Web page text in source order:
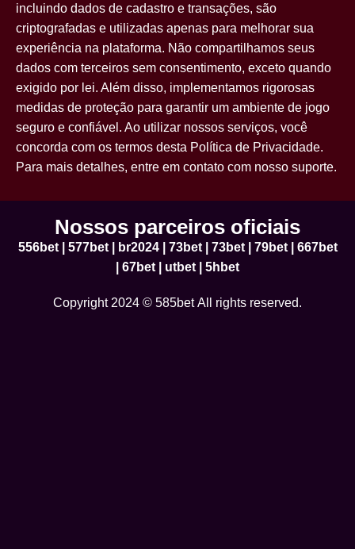
incluindo dados de cadastro e transações, são
criptografadas e utilizadas apenas para melhorar sua
experiência na plataforma. Não compartilhamos seus
dados com terceiros sem consentimento, exceto quando
exigido por lei. Além disso, implementamos rigorosas
medidas de proteção para garantir um ambiente de jogo
seguro e confiável. Ao utilizar nossos serviços, você
concorda com os termos desta Política de Privacidade.
Para mais detalhes, entre em contato com nosso suporte.
Nossos parceiros oficiais
556bet| 577bet| br2024| 73bet| 73bet| 79bet| 667bet
67bet utbet 5hbet
Copyright 2024 © 585bet All rights reserved.